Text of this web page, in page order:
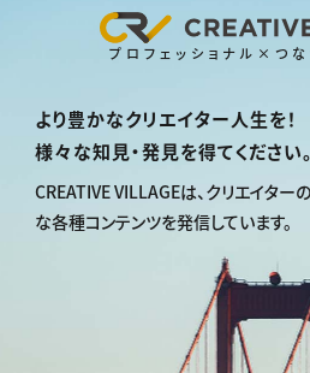
プロフェッショナル×つ
より豊かなクリエイター人生を！
様々な知見・発見を得てください。
CREATIVE VILLAGEは、 クリエイター
な各種コンテンツを発信しています。